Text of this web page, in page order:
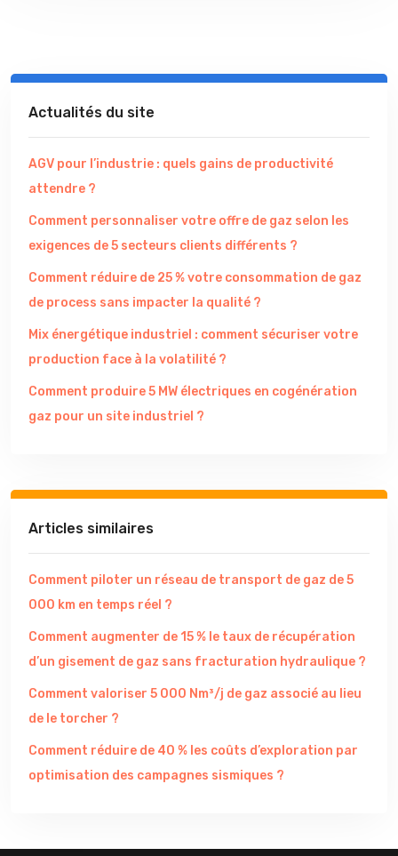
Actualités du site
AGV pour l’industrie : quels gains de productivité
attendre ?
Comment personnaliser votre offre de gaz selon les
exigences de 5 secteurs clients différents ?
Comment réduire de 25 % votre consommation de gaz
de process sans impacter la qualité ?
Mix énergétique industriel : comment sécuriser votre
production face à la volatilité ?
Comment produire 5 MW électriques en cogénération
gaz pour un site industriel ?
Articles similaires
Comment piloter un réseau de transport de gaz de 5
000 km en temps réel ?
Comment augmenter de 15 % le taux de récupération
d’un gisement de gaz sans fracturation hydraulique ?
Comment valoriser 5 000 Nm³/j de gaz associé au lieu
de le torcher ?
Comment réduire de 40 % les coûts d’exploration par
optimisation des campagnes sismiques ?